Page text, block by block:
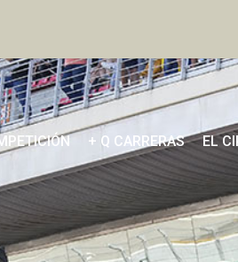
+ Q CARRERAS EL